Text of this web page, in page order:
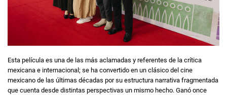
Esta película es una de las más aclamadas y referentes de la crítica
mexicana e internacional; se ha convertido en un clásico del cine
mexicano de las últimas décadas por su estructura narrativa fragmentada
que cuenta desde distintas perspectivas un mismo hecho. Ganó once